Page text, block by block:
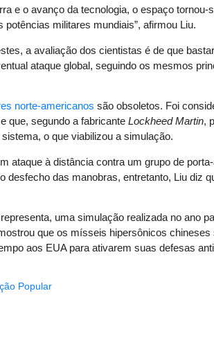
e o avanço da tecnologia, o espaço tornou-
militares mundiais”, afirmou Liu.
a avaliação dos cientistas é de que
ataque global, seguindo os mesmos
norte-americanos são obsoletos. Foi
que, segundo a fabricante Lockheed Martin,
o que viabilizou a simulação.
ataque à distância contra um grupo de
desfecho das manobras, entretanto, Liu diz
uma simulação realizada no ano
que os mísseis hipersônicos
aos EUA para ativarem suas defesas
Popular